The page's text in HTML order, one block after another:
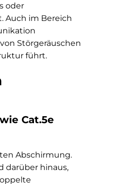
oder
Auch im Bereich
Störgeräuschen
führt.
Cat.5e
Abschirmung.
darüber hinaus,